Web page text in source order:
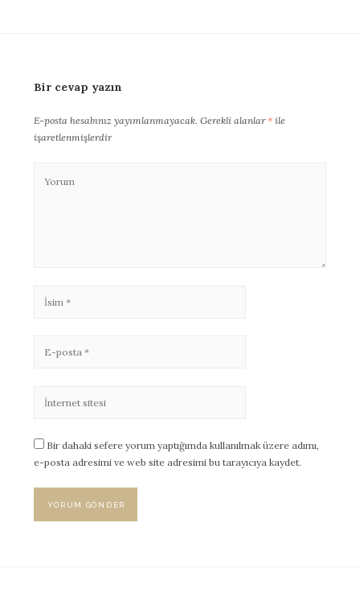
Bir cevap yazın
E-posta hesabınız yayımlanmayacak. Gerekli alanlar* ile
işaretlenmişlerdir
Bir dahaki sefere yorum yaptığımda kullanılmak üzere adımı,
e-posta adresimi ve web site adresimi bu tarayıcıya kaydet.